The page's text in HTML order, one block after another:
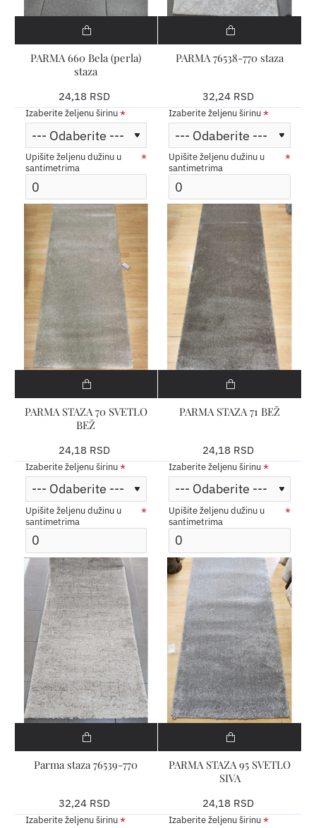
PARMA 660 Bela (perla)
staza
24,18 RSD
Izaberite željenu širinu
Upišite željenu dužinu u
santimetrima
PARMA 76538-770 staza
32,24 RSD
Izaberite željenu širinu
Upišite željenu dužinu u
santimetrima
PARMA STAZA 70 SVETLO
BEŽ
24,18 RSD
Izaberite željenu širinu
Upišite željenu dužinu u
santimetrima
PARMA STAZA 71 BEŽ
24,18 RSD
Izaberite željenu širinu
Upišite željenu dužinu u
santimetrima
Parma staza 76539-770
32,24 RSD
Izaberite željenu širinu
PARMA STAZA 95 SVETLO
SIVA
24,18 RSD
Izaberite željenu širinu